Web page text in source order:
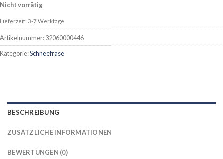
Nicht vorrätig
Lieferzeit: 3-7 Werktage
Artikelnummer:32060000446
Kategorie:Schneefräse
BESCHREIBUNG
ZUSÄTZLICHE INFORMATIONEN
BEWERTUNGEN (0)